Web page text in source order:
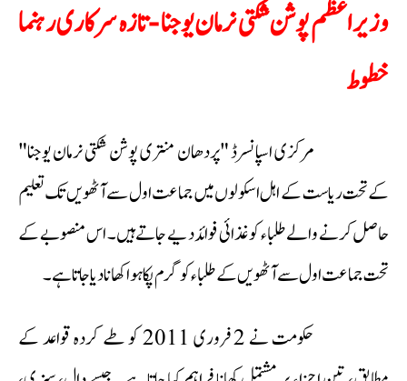
وزیر اعظم پوشن شکتی نرمان یوجنا - تازہ سرکاری رہنما
خطوط
مرکزی اسپانسرڈ "پردھان منتری پوشن شکتی نرمان یوجنا"
کے تحت ریاست کے اہل اسکولوں میں جماعت اول سے آٹھویں تک تعلیم
حاصل کرنے والے طلباء کو غذائی فوائد دیے جاتے ہیں۔ اس منصوبے کے
تحت جماعت اول سے آٹھویں کے طلباء کو گرم پکا ہوا کھانا دیا جاتا ہے۔
حکومت نے 2 فروری 2011 کو طے کردہ قواعد کے